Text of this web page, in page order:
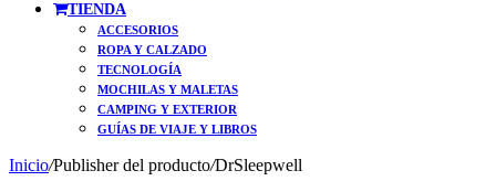
TIENDA
ACCESORIOS
ROPA Y CALZADO
TECNOLOGÍA
MOCHILAS Y MALETAS
CAMPING Y EXTERIOR
GUÍAS DE VIAJE Y LIBROS
Inicio/Publisher del producto/DrSleepwell